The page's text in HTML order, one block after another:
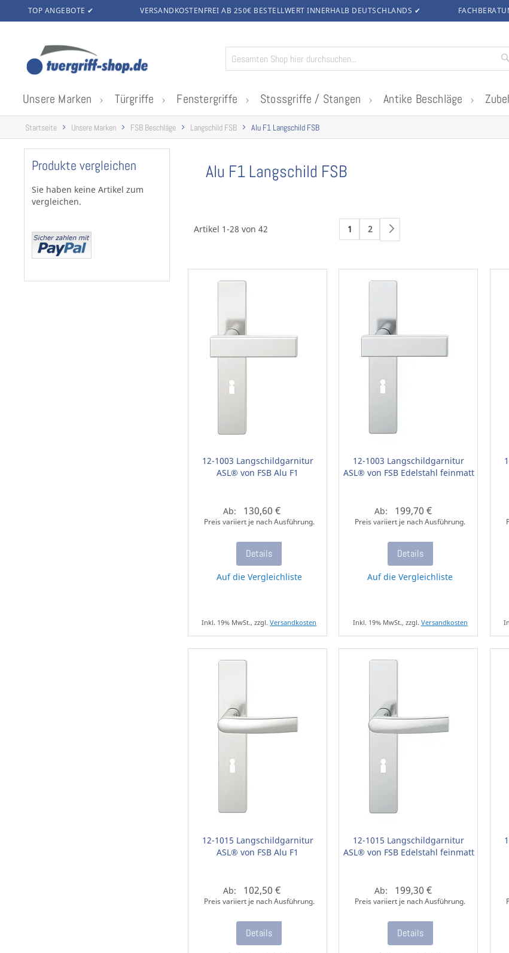
TOP ANGEBOTE ✔ VERSANDKOSTENFREI AB 250€ BESTELLWERT INNERHALB DEUTSCHLANDS ✔
Inhalt
springen
Unsere Marken Türgriffe Fenstergriffe Stossgriffe / Stangen Antike Beschläge
Startseite Unsere Marken FSB Beschläge Langschild FSB Alu F1 Langschild FSB
Alu F1 Langschild FSB
Artikel 1-28 von 42 1 2
12-1003 Langschildgarnitur
ASL® von FSB Alu F1
Ab: 130,60 €
Preis variiert je nach Ausführung.
Details
Auf die Vergleichliste
Inkl. 19% MwSt., zzgl.Versandkosten
12-1003 Langschildgarnitur
ASL® von FSB Edelstahl feinmatt
Ab: 199,70 €
Preis variiert je nach Ausführung.
Details
Auf die Vergleichliste
Inkl. 19% MwSt., zzgl. Versandkosten
12-1015 Langschildgarnitur
ASL® von FSB Alu F1
Ab: 102,50 €
Preis variiert je nach Ausführung.
Details
12-1015 Langschildgarnitur
ASL® von FSB Edelstahl feinmatt
Ab: 199,30 €
Preis variiert je nach Ausführung.
Details
Produkte vergleichen
Sie haben keine Artikel zum
vergleichen.